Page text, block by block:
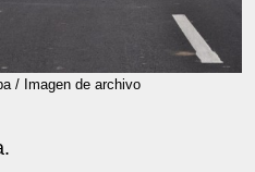
/ Imagen de archivo